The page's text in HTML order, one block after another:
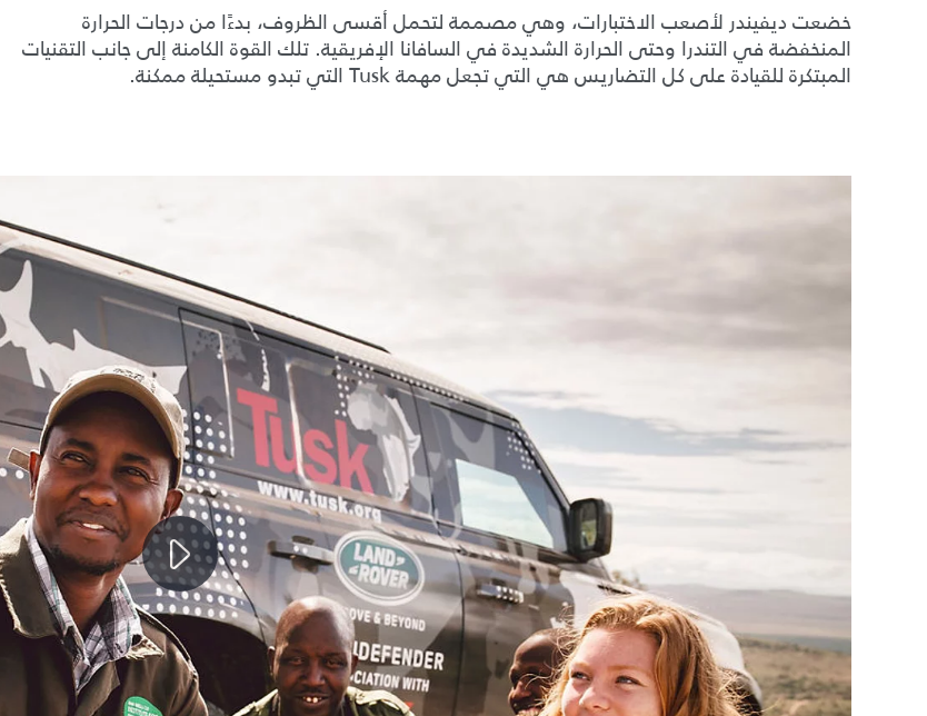
خضعت ديفيندر لأصعب الاختبارات، وهي مصممة لتحمل أقسى الظروف، بدءًا من درجات الحرارة
المنخفضة في التندرا وحتى الحرارة الشديدة في السافانا الإفريقية. تلك القوة الكامنة إلى جانب التقنيات
المبتكرة للقيادة على كل التضاريس هي التي تجعل مهمة Tusk التي تبدو مستحيلة ممكنة.